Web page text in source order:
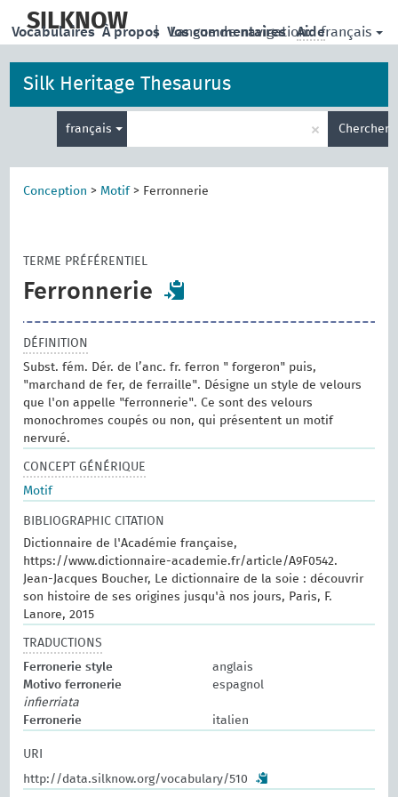
main
SILKNOW | Langue de navigation: français
Vocabulaires À propos Vos commentaires Aide
Silk Heritage Thesaurus
français
de
recherche
× Chercher
Conception > Motif > Ferronnerie
TERME PRÉFÉRENTIEL
Ferronnerie
DÉFINITION
Subst. fém. Dér. de l’anc. fr. ferron " forgeron" puis,
"marchand de fer, de ferraille". Désigne un style de velours
que l'on appelle "ferronnerie". Ce sont des velours
monochromes coupés ou non, qui présentent un motif
nervuré.
CONCEPT GÉNÉRIQUE
Motif
BIBLIOGRAPHIC CITATION
Dictionnaire de l'Académie française,
https://www.dictionnaire-academie.fr/article/A9F0542.
Jean-Jacques Boucher, Le dictionnaire de la soie : découvrir
son histoire de ses origines jusqu'à nos jours, Paris, F.
Lanore, 2015
TRADUCTIONS
Ferronerie style
anglais
Motivo ferronerie
espagnol
infierriata
Ferronerie
italien
URI
http://data.silknow.org/vocabulary/510